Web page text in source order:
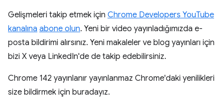
Gelişmeleri takip etmek için Chrome Developers YouTube
kanalına abone olun. Yeni bir video yayınladığımızda e-
posta bildirimi alırsınız. Yeni makaleler ve blog yayınları için
bizi X veya LinkedIn'de de takip edebilirsiniz.
Chrome 142 yayınlanır yayınlanmaz Chrome'daki yenilikleri
size bildirmek için buradayız.